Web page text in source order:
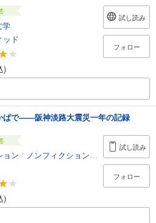
学
ッド
)
試し読み
フォロー
ばで――阪神淡路大震災一年の記録
ョン / ノンフィクション・ドキュメンタリー
)
試し読み
フォロー